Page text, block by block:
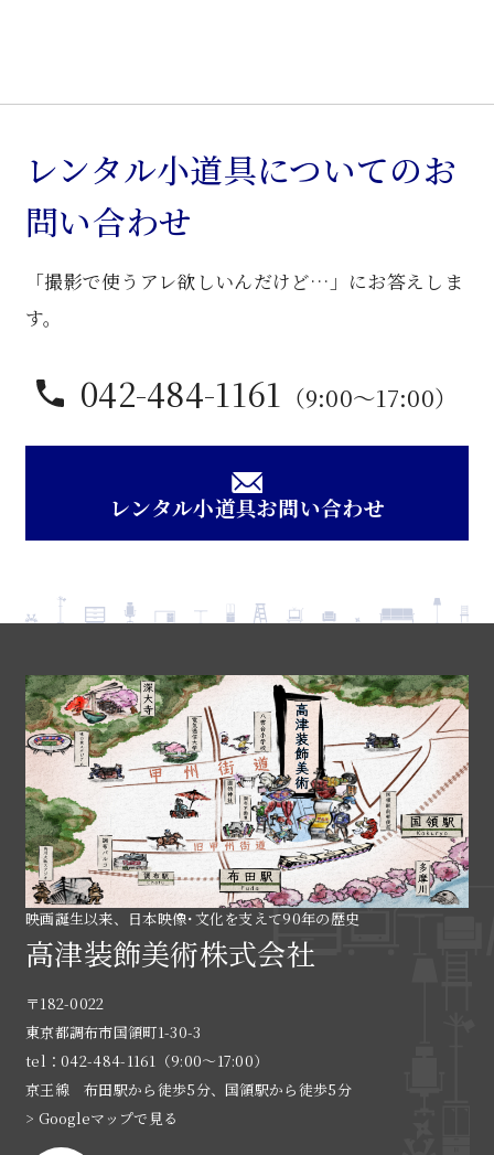
子
個
レンタル小道具についてのお
問い合わせ
「撮影で使うアレ欲しいんだけど…」にお答えしま
す。
042-484-1161 （9:00〜17:00）
レンタル小道具お問い合わせ
映画誕生以来、日本映像･文化を支えて90年の歴史
高津装飾美術株式会社
〒182-0022
東京都調布市国領町1-30-3
tel：042-484-1161（9:00〜17:00）
京王線 布田駅から徒歩5分、国領駅から徒歩5分
> Googleマップで見る